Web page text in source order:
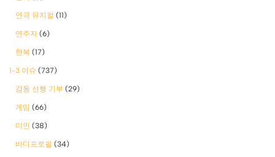
연극 뮤지컬 (11)
연주자 (6)
한복 (17)
1-3 이슈 (737)
감동 선행 기부 (29)
게임 (66)
미인 (38)
바디프로필 (34)